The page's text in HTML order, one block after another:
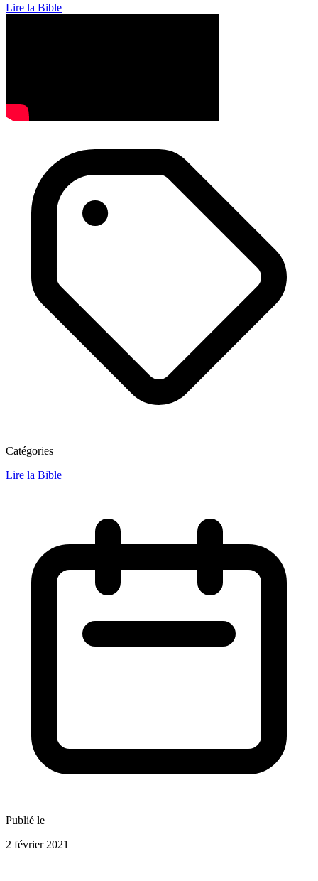
Lire la Bible
Catégories
Lire la Bible
Publié le
2 février 2021